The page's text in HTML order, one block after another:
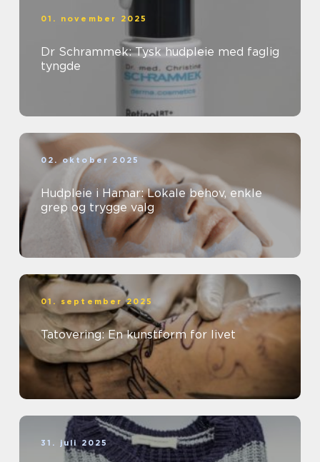
01. november 2025
Dr Schrammek: Tysk hudpleie med faglig
tyngde
02. oktober 2025
Hudpleie i Hamar: Lokale behov, enkle
grep og trygge valg
01. september 2025
Tatovering: En kunstform for livet
31. juli 2025